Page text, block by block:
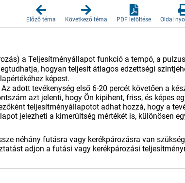
Előző téma Következő téma PDF letöltése Oldal
a Teljesítményállapot funkció a tempó, a
hogyan teljesít átlagos edzettségi
képest.
adott tevékenység első 6-20 percét követően a
azt jelenti, hogy Ön kipihent, friss, és képes
teljesítményállapotot adhat hozzá, hogy a
jelezheti a kimerültség mértékét is, különösen
néhány futásra vagy kerékpározásra van
adjon a futási vagy kerékpározási